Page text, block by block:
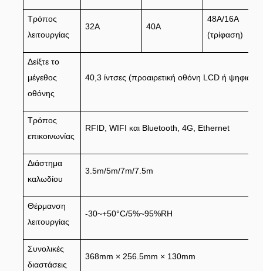
Τρόπος
λειτουργίας
32Α 40Α
48A/16A
(τρίφαση)
Δείξτε το
μέγεθος
οθόνης
40,3 ίντσες (προαιρετική οθόνη LCD ή
Τρόπος
επικοινωνίας
RFID, WIFI και Bluetooth, 4G, Ethernet
Διάστημα
καλωδίου
3.5m/5m/7m/7.5m
Θέρμανση
λειτουργίας
-30~+50°C/5%~95%RH
Συνολικές
διαστάσεις
368mm × 256.5mm × 130mm